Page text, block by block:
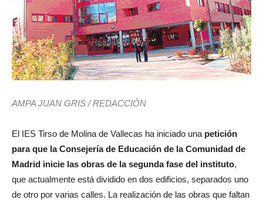
AMPA JUAN GRIS / REDACCIÓN
El IES Tirso de Molina de Vallecas ha iniciado una petición
para que la Consejería de Educación de la Comunidad de
Madrid inicie las obras de la segunda fase del instituto,
que actualmente está dividido en dos edificios, separados uno
de otro por varias calles. La realización de las obras que faltan